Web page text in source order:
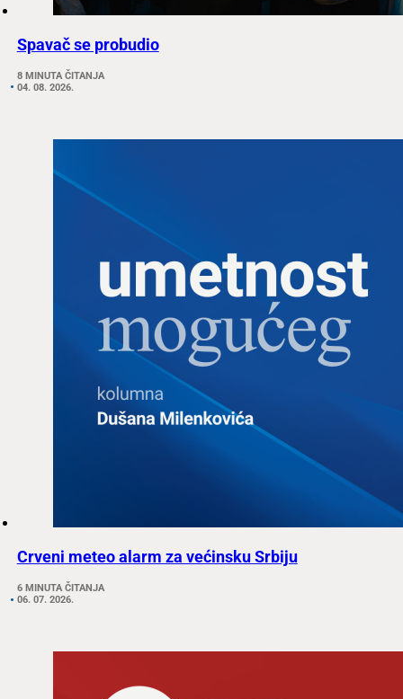
Spavač se probudio
8 MINUTA ČITANJA
04. 08. 2026.
Crveni meteo alarm za većinsku Srbiju
6 MINUTA ČITANJA
06. 07. 2026.